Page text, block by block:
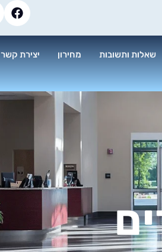
שאלות ותשובות מחירון יצירת קשר